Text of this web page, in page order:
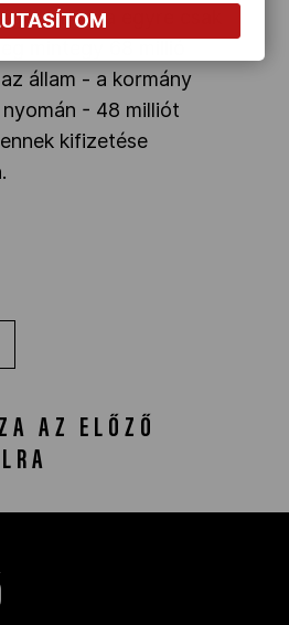
egyre csak
állam - a kormány
- 48 milliót
kifizetése
AZ ELŐZŐ